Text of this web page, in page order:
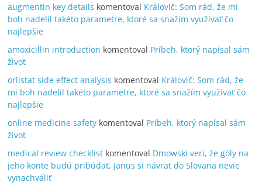
augmentin key details komentoval Královič: Som rád, že mi
boh nadelil takéto parametre, ktoré sa snažím využívať čo
najlepšie
amoxicillin introduction komentoval Príbeh, ktorý napísal sám
život
orlistat side effect analysis komentoval Královič: Som rád, že
mi boh nadelil takéto parametre, ktoré sa snažím využívať čo
najlepšie
online medicine safety komentoval Príbeh, ktorý napísal sám
život
medical review checklist komentoval Dmowski verí, že góly na
jeho konte budú pribúdať, Janus si návrat do Slovana nevie
vynachváliť